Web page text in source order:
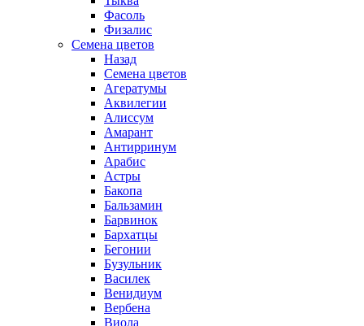
Фасоль
Физалис
Семена цветов
Назад
Семена цветов
Агератумы
Аквилегии
Алиссум
Амарант
Антирринум
Арабис
Астры
Бакопа
Бальзамин
Барвинок
Бархатцы
Бегонии
Бузульник
Василек
Венидиум
Вербена
Виола